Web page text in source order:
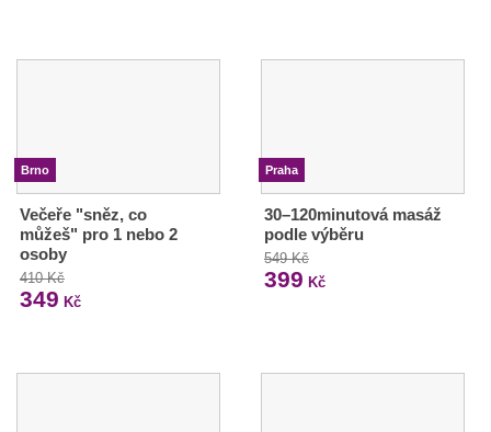
Brno
Večeře "sněz, co
můžeš" pro 1 nebo 2
osoby
410 Kč
349 Kč
Praha
30–120minutová masáž
podle výběru
549 Kč
399 Kč